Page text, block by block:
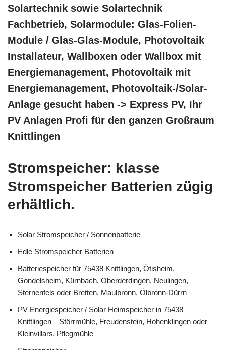
Solartechnik sowie Solartechnik
Fachbetrieb, Solarmodule: Glas-Folien-
Module / Glas-Glas-Module, Photovoltaik
Installateur, Wallboxen oder Wallbox mit
Energiemanagement, Photovoltaik mit
Energiemanagement, Photovoltaik-/Solar-
Anlage gesucht haben -> Express PV, Ihr
PV Anlagen Profi für den ganzen Großraum
Knittlingen
Stromspeicher: klasse
Stromspeicher Batterien zügig
erhältlich.
Solar Stromspeicher / Sonnenbatterie
Edle Stromspeicher Batterien
Batteriespeicher für 75438 Knittlingen, Ötisheim,
Gondelsheim, Kürnbach, Oberderdingen, Neulingen,
Sternenfels oder Bretten, Maulbronn, Ölbronn-Dürrn
PV Energiespeicher / Solar Heimspeicher in 75438
Knittlingen – Störrmühle, Freudenstein, Hohenklingen oder
Kleinvillars, Pflegmühle